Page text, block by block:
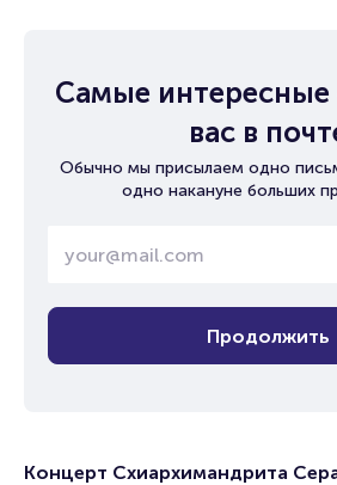
Самые интересные
вас в
Обычно мы присылаем одно
одно накануне больших
Продолжить
Концерт Схиархимандрита